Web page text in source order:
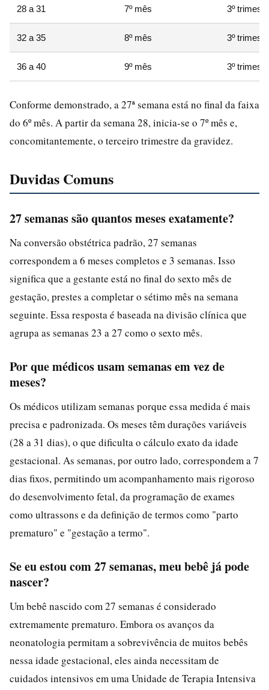
28 a 31 7º mês 3º
32 a 35 8º mês 3º
36 a 40 9º mês 3º
Conforme demonstrado, a 27ª semana está no final da faixa
do 6º mês. A partir da semana 28, inicia-se o 7º mês e,
concomitantemente, o terceiro trimestre da gravidez.
Duvidas Comuns
27 semanas são quantos meses exatamente?
Na conversão obstétrica padrão, 27 semanas
correspondem a 6 meses completos e 3 semanas. Isso
significa que a gestante está no final do sexto mês de
gestação, prestes a completar o sétimo mês na semana
seguinte. Essa resposta é baseada na divisão clínica que
agrupa as semanas 23 a 27 como o sexto mês.
Por que médicos usam semanas em vez de
meses?
Os médicos utilizam semanas porque essa medida é mais
precisa e padronizada. Os meses têm durações variáveis
(28 a 31 dias), o que dificulta o cálculo exato da idade
gestacional. As semanas, por outro lado, correspondem a 7
dias fixos, permitindo um acompanhamento mais rigoroso
do desenvolvimento fetal, da programação de exames
como ultrassons e da definição de termos como "parto
prematuro" e "gestação a termo".
Se eu estou com 27 semanas, meu bebê já pode
nascer?
Um bebê nascido com 27 semanas é considerado
extremamente prematuro. Embora os avanços da
neonatologia permitam a sobrevivência de muitos bebês
nessa idade gestacional, eles ainda necessitam de
cuidados intensivos em uma Unidade de Terapia Intensiva